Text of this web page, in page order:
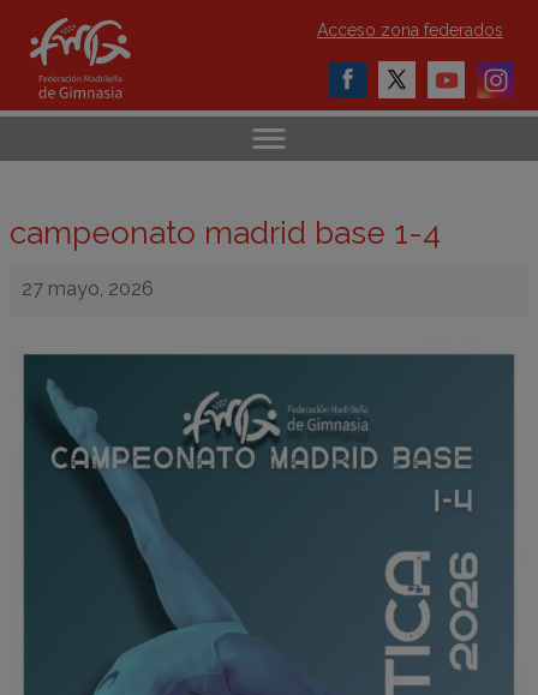
Acceso zona federados
campeonato madrid base 1-4
27 mayo, 2026